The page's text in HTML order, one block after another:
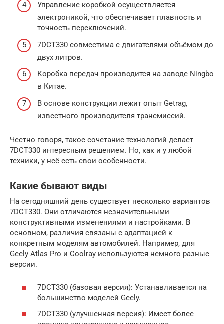
Управление коробкой осуществляется
электроникой, что обеспечивает плавность и
точность переключений.
7DCT330 совместима с двигателями объёмом до
двух литров.
Коробка передач производится на заводе Ningbo
в Китае.
В основе конструкции лежит опыт Getrag,
известного производителя трансмиссий.
Честно говоря, такое сочетание технологий делает
7DCT330 интересным решением. Но, как и у любой
техники, у неё есть свои особенности.
Какие бывают виды
На сегодняшний день существует несколько вариантов
7DCT330. Они отличаются незначительными
конструктивными изменениями и настройками. В
основном, различия связаны с адаптацией к
конкретным моделям автомобилей. Например, для
Geely Atlas Pro и Coolray используются немного разные
версии.
7DCT330 (базовая версия): Устанавливается на
большинство моделей Geely.
7DCT330 (улучшенная версия): Имеет более